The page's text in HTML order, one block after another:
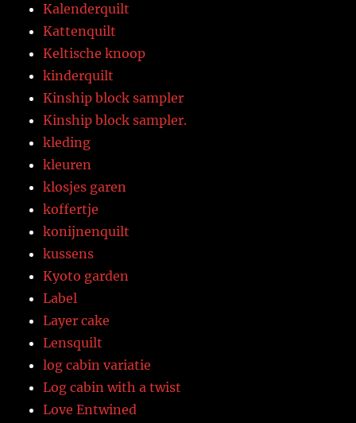
Kalenderquilt
Kattenquilt
Keltische knoop
kinderquilt
Kinship block sampler
Kinship block sampler.
kleding
kleuren
klosjes garen
koffertje
konijnenquilt
kussens
Kyoto garden
Label
Layer cake
Lensquilt
log cabin variatie
Log cabin with a twist
Love Entwined